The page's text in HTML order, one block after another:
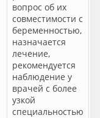
вопрос об их
совместимости с
беременностью,
назначается
лечение,
рекомендуется
наблюдение у
врачей с более
узкой
специальностью